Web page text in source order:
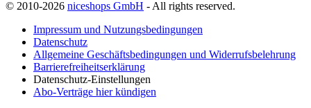
© 2010-2026 niceshops GmbH - All rights reserved.
Impressum und Nutzungsbedingungen
Datenschutz
Allgemeine Geschäftsbedingungen und Widerrufsbelehrung
Barrierefreiheitserklärung
Datenschutz-Einstellungen
Abo-Verträge hier kündigen